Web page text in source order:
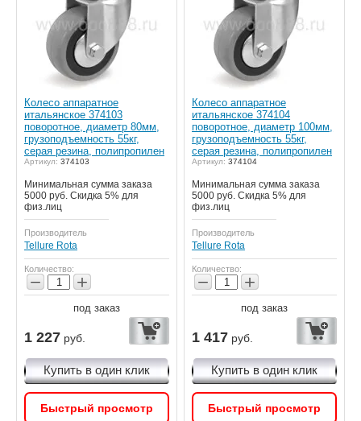
Колесо аппаратное
итальянское 374103
поворотное, диаметр 80мм,
грузоподъемность 55кг,
серая резина, полипропилен
Артикул: 374103
Минимальная сумма заказа
5000 руб. Скидка 5% для
физ.лиц
Производитель
Tellure Rota
Количество:
− +
под заказ
1 227 руб.
Купить в один клик
Быстрый просмотр
Колесо аппаратное
итальянское 374104
поворотное, диаметр 100мм,
грузоподъемность 55кг,
серая резина, полипропилен
Артикул: 374104
Минимальная сумма заказа
5000 руб. Скидка 5% для
физ.лиц
Производитель
Tellure Rota
Количество:
− +
под заказ
1 417 руб.
Купить в один клик
Быстрый просмотр